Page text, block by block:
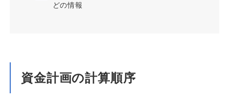
どの情報
資金計画の計算順序